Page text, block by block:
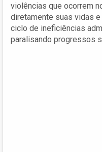
violências que ocorrem
diretamente suas vidas
ciclo de ineficiências
paralisando progressos